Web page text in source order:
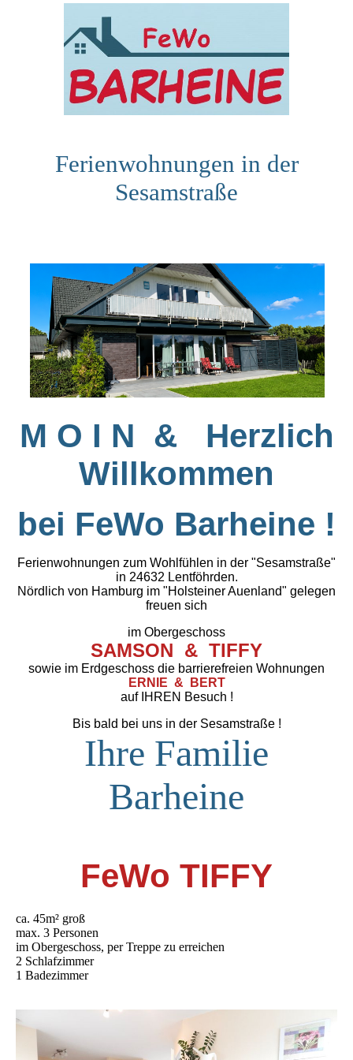
Ferienwohnungen in der
Sesamstraße
M O I N & Herzlich
Willkommen
bei FeWo Barheine !
Ferienwohnungen zum Wohlfühlen in der "Sesamstraße"
in 24632 Lentföhrden.
Nördlich von Hamburg im "Holsteiner Auenland" gelegen
freuen sich
im Obergeschoss
SAMSON & TIFFY
sowie im Erdgeschoss die barrierefreien Wohnungen
ERNIE & BERT
auf IHREN Besuch !
Bis bald bei uns in der Sesamstraße !
Ihre Familie
Barheine
FeWo TIFFY
ca. 45m² groß
max. 3 Personen
im Obergeschoss, per Treppe zu erreichen
2 Schlafzimmer
1 Badezimmer